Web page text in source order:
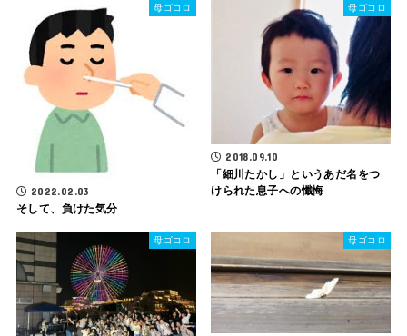
母ゴコロ
2022.02.03
そして、負けた気分
母ゴコロ
2018.09.10
「細川たかし」というあだ名をつ
けられた息子への懺悔
母ゴコロ 母ゴコロ